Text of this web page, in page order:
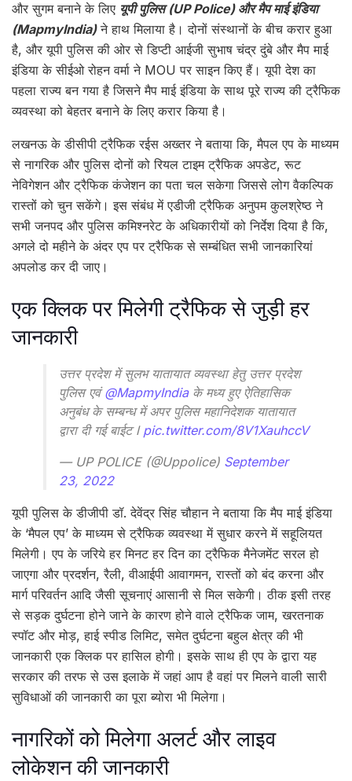
और सुगम बनाने के लिए यूपी पुलिस (UP Police) और मैप माई इंडिया
(MapmyIndia)ने हाथ मिलाया है। दोनों संस्थानों के बीच करार हुआ
है, और यूपी पुलिस की ओर से डिप्टी आईजी सुभाष चंद्र दुंबे और मैप माई
इंडिया के सीईओ रोहन वर्मा ने MOU पर साइन किए हैं। यूपी देश का
पहला राज्य बन गया है जिसने मैप माई इंडिया के साथ पूरे राज्य की ट्रैफिक
व्यवस्था को बेहतर बनाने के लिए करार किया है।
लखनऊ के डीसीपी ट्रैफिक रईस अख्तर ने बताया कि, मैपल एप के माध्यम
से नागरिक और पुलिस दोनों को रियल टाइम ट्रैफिक अपडेट, रूट
नेविगेशन और ट्रैफिक कंजेशन का पता चल सकेगा जिससे लोग वैकल्पिक
रास्तों को चुन सकेंगे। इस संबंध में एडीजी ट्रैफिक अनुपम कुलश्रेष्ठ ने
सभी जनपद और पुलिस कमिश्नरेट के अधिकारीयों को निर्देश दिया है कि,
अगले दो महीने के अंदर एप पर ट्रैफिक से सम्बंधित सभी जानकारियां
अपलोड कर दी जाए।
एक क्लिक पर मिलेगी ट्रैफिक से जुड़ी हर
जानकारी
उत्तर प्रदेश में सुलभ यातायात व्यवस्था हेतु उत्तर प्रदेश
पुलिस एवं@MapmyIndiaके मध्य हुए ऐतिहासिक
अनुबंध के सम्बन्ध में अपर पुलिस महानिदेशक यातायात
द्वारा दी गई बाईट l pic.twitter.com/8V1XauhccV
— UP POLICE (@Uppolice) September
23, 2022
यूपी पुलिस के डीजीपी डॉ. देवेंद्र सिंह चौहान ने बताया कि मैप माई इंडिया
के ‘मैपल एप’ के माध्यम से ट्रैफिक व्यवस्था में सुधार करने में सहूलियत
मिलेगी। एप के जरिये हर मिनट हर दिन का ट्रैफिक मैनेजमेंट सरल हो
जाएगा और प्रदर्शन, रैली, वीआईपी आवागमन, रास्तों को बंद करना और
मार्ग परिवर्तन आदि जैसी सूचनाएं आसानी से मिल सकेगी। ठीक इसी तरह
से सड़क दुर्घटना होने जाने के कारण होने वाले ट्रैफिक जाम, खरतनाक
स्पॉट और मोड़, हाई स्पीड लिमिट, समेत दुर्घटना बहुल क्षेत्र की भी
जानकारी एक क्लिक पर हासिल होगी। इसके साथ ही एप के द्वारा यह
सरकार की तरफ से उस इलाके में जहां आप है वहां पर मिलने वाली सारी
सुविधाओं की जानकारी का पूरा ब्योरा भी मिलेगा।
नागरिकों को मिलेगा अलर्ट और लाइव
लोकेशन की जानकारी